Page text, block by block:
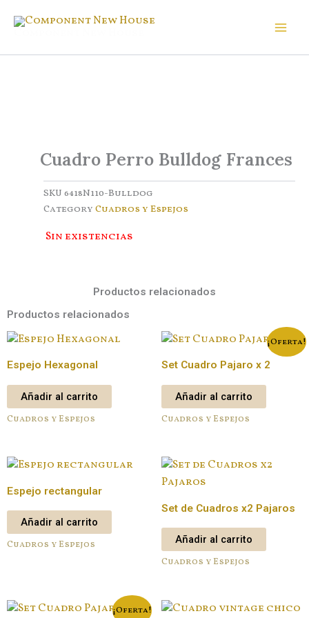
Cuadro Perro Bulldog Frances
SKU 6418N110-Bulldog
Category Cuadros y Espejos
Sin existencias
Productos relacionados
Productos relacionados
Espejo Hexagonal
Añadir al carrito
Cuadros y Espejos
¡Oferta!
Set Cuadro Pajaro x 2
Añadir al carrito
Cuadros y Espejos
Espejo rectangular
Añadir al carrito
Cuadros y Espejos
Set de Cuadros x2 Pajaros
Añadir al carrito
Cuadros y Espejos
¡Oferta!